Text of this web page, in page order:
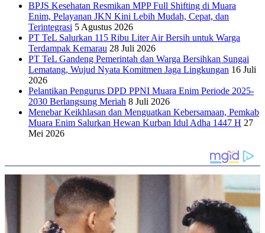
BPJS Kesehatan Resmikan MPP Full Shifting di Muara
Enim, Pelayanan JKN Kini Lebih Mudah, Cepat, dan
Terintegrasi 5 Agustus 2026
PT TeL Salurkan 115 Ribu Liter Air Bersih untuk Warga
Terdampak Kemarau 28 Juli 2026
PT TeL Gandeng Pemerintah dan Warga Bersihkan Sungai
Lematang, Wujud Nyata Komitmen Jaga Lingkungan 16 Juli
2026
Pelantikan Pengurus DPD PPNI Muara Enim Periode 2025-
2030 Berlangsung Meriah 8 Juli 2026
Menebar Keikhlasan dan Menguatkan Kebersamaan, Pemkab
Muara Enim Salurkan Hewan Kurban Idul Adha 1447 H 27
Mei 2026